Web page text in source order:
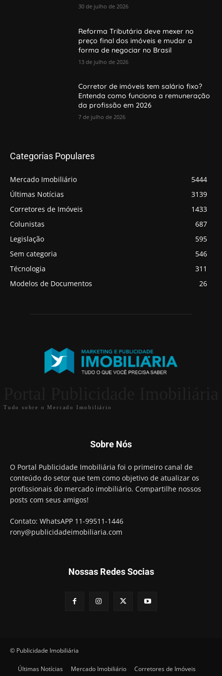
30 de julho de 2026
Reforma Tributária deve mexer no
preço final dos imóveis e mudar a
forma de negociar no Brasil
13 de julho de 2026
Corretor de imóveis tem salário fixo?
Entenda como funciona a remuneração
da profissão em 2026
7 de julho de 2026
Categorias Populares
Mercado Imobiliário
5444
Últimas Notícias
3139
Corretores de Imóveis
1433
Colunistas
687
Legislação
595
Sem categoria
546
Técnologia
311
Modelos de Documentos
26
Tudo sobre o Mercado Imobiliário
Sobre Nós
O Portal Publicidade Imobiliária foi o primeiro canal de
conteúdo do setor que tem como objetivo de atualizar os
profissionais do mercado imobiliário. Compartilhe nossos
posts com seus amigos!
Contato: WhatsAPP 11-99511-1446
rony@publicidadeimobiliaria.com
Nossas Redes Socias
© Publicidade Imobiliária
Últimas Notícias Mercado Imobiliário
Corretores de Imóveis